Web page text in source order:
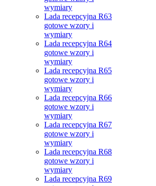
wymiary
Lada recepcyjna R63
gotowe wzory i
wymiary
Lada recepcyjna R64
gotowe wzory i
wymiary
Lada recepcyjna R65
gotowe wzory i
wymiary
Lada recepcyjna R66
gotowe wzory i
wymiary
Lada recepcyjna R67
gotowe wzory i
wymiary
Lada recepcyjna R68
gotowe wzory i
wymiary
Lada recepcyjna R69